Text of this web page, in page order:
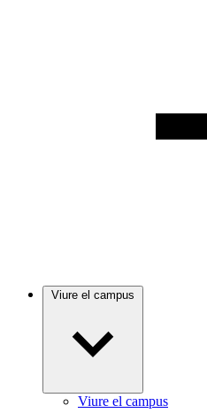
Viure el campus
Viure el campus